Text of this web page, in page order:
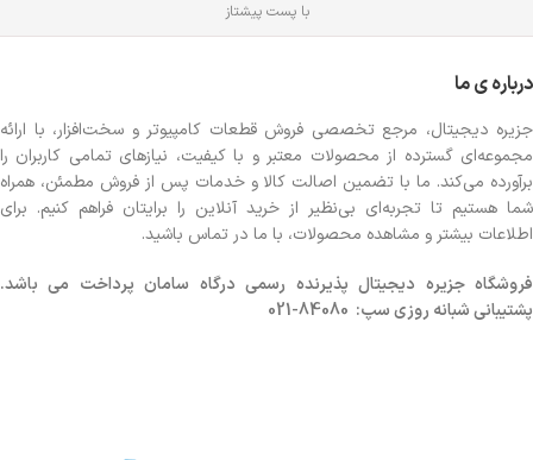
با پست پیشتاز
درباره ی ما
جزیره دیجیتال، مرجع تخصصی فروش قطعات کامپیوتر و سخت‌افزار، با ارائه
مجموعه‌ای گسترده از محصولات معتبر و با کیفیت، نیازهای تمامی کاربران را
برآورده می‌کند. ما با تضمین اصالت کالا و خدمات پس از فروش مطمئن، همراه
شما هستیم تا تجربه‌ای بی‌نظیر از خرید آنلاین را برایتان فراهم کنیم. برای
اطلاعات بیشتر و مشاهده محصولات، با ما در تماس باشید.
فروشگاهجزیره دیجیتال پذیرنده رسمی درگاه سامان پرداخت می باشد.
پشتیبانی شبانه روزی سپ: 84080-021